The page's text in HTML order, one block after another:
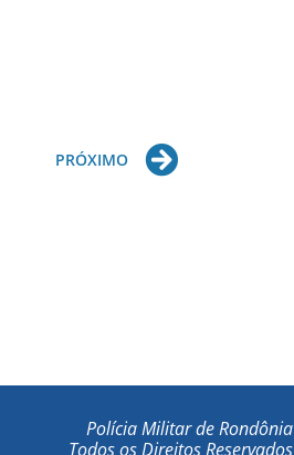
PRÓXIMO Next
Polícia Militar de Rondônia
Todos os Direitos Reservados